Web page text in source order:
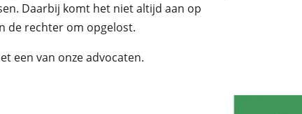
Daarbij komt het niet altijd aan op
de rechter om opgelost.
een van onze advocaten.